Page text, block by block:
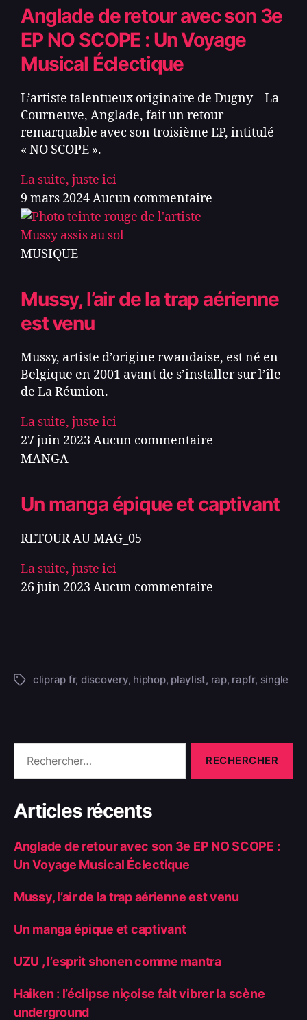
Anglade de retour avec son 3e
EP NO SCOPE : Un Voyage
Musical Éclectique
L’artiste talentueux originaire de Dugny – La
Courneuve, Anglade, fait un retour
remarquable avec son troisième EP, intitulé
« NO SCOPE ».
La suite, juste ici
9 mars 2024Aucun commentaire
MUSIQUE
Mussy, l’air de la trap aérienne
est venu
Mussy, artiste d’origine rwandaise, est né en
Belgique en 2001 avant de s’installer sur l’île
de La Réunion.
La suite, juste ici
27 juin 2023 Aucun commentaire
MANGA
Un manga épique et captivant
RETOUR AU MAG_05
La suite, juste ici
26 juin 2023 Aucun commentaire
cliprap fr, discovery, hiphop, playlist, rap, rapfr, single
Articles récents
Anglade de retour avec son 3e EP NO SCOPE :
Un Voyage Musical Éclectique
Mussy, l’air de la trap aérienne est venu
Un manga épique et captivant
UZU , l’esprit shonen comme mantra
Haiken : l’éclipse niçoise fait vibrer la scène
underground